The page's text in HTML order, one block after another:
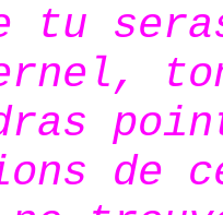
tu
de